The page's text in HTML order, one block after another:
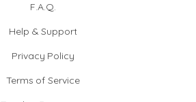
F.A.Q.
Help & Support
Privacy Policy
Terms of Service